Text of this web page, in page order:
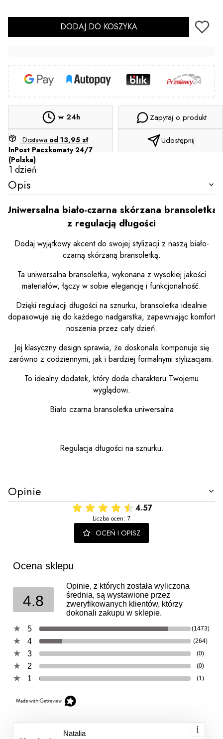
DODAJ DO KOSZYKA
w 24h
Dostawa od 13,95 zł
InPost Paczkomaty 24/7
(Polska)
1 dzień
Zapytaj o produkt
Udostępnij
Opis
Uniwersalna biało-czarna skórzana bransoletka
z regulacją długości
Dodaj wyjątkowy akcent do swojej stylizacji z naszą biało-
czarną skórzaną bransoletką.
Ta uniwersalna bransoletka, wykonana z wysokiej jakości
materiałów, łączy w sobie elegancję i funkcjonalność.
Dzięki regulacji długości na sznurku, bransoletka idealnie
dopasowuje się do każdego nadgarstka, zapewniając komfort
noszenia przez cały dzień.
Jej klasyczny design sprawia, że doskonale komponuje się
zarówno z codziennymi, jak i bardziej formalnymi stylizacjami.
To idealny dodatek, który doda charakteru Twojemu
wyglądowi.
Biało czarna bransoletka uniwersalna
Regulacja długości na sznurku.
Opinie
4.57
Liczba ocen: 7
OCEŃ I OPISZ
Ocena sklepu
4.8
Opinie, z których została wyliczona
średnia, są wystawione przez
zweryfikowanych klientów, którzy
dokonali zakupu w sklepie.
5
(1473)
4 (264)
3 (0)
2 (0)
1 (1)
Natalia